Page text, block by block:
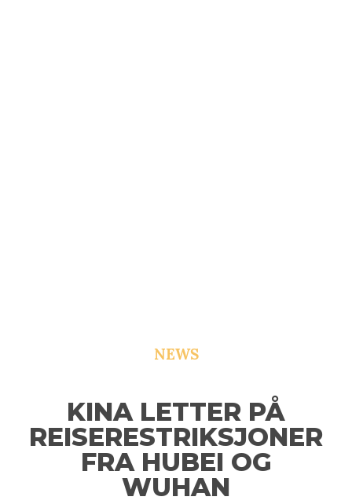
NEWS
KINA LETTER PÅ
REISERESTRIKSJONER
FRA HUBEI OG
WUHAN